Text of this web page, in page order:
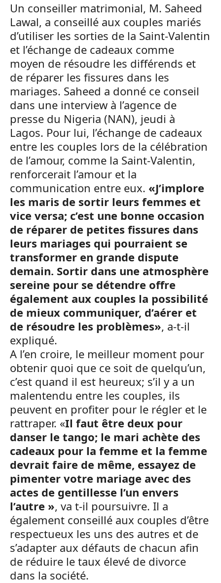
Un conseiller matrimonial, M. Saheed
Lawal, a conseillé aux couples mariés
d’utiliser les sorties de la Saint-Valentin
et l’échange de cadeaux comme
moyen de résoudre les différends et
de réparer les fissures dans les
mariages. Saheed a donné ce conseil
dans une interview à l’agence de
presse du Nigeria (NAN), jeudi à
Lagos. Pour lui, l’échange de cadeaux
entre les couples lors de la célébration
de l’amour, comme la Saint-Valentin,
renforcerait l’amour et la
communication entre eux. «J’implore
les maris de sortir leurs femmes et
vice versa; c’est une bonne occasion
de réparer de petites fissures dans
leurs mariages qui pourraient se
transformer en grande dispute
demain. Sortir dans une atmosphère
sereine pour se détendre offre
également aux couples la possibilité
de mieux communiquer, d’aérer et
de résoudre les problèmes», a-t-il
expliqué.
A l’en croire, le meilleur moment pour
obtenir quoi que ce soit de quelqu’un,
c’est quand il est heureux; s’il y a un
malentendu entre les couples, ils
peuvent en profiter pour le régler et le
rattraper. «Il faut être deux pour
danser le tango; le mari achète des
cadeaux pour la femme et la femme
devrait faire de même, essayez de
pimenter votre mariage avec des
actes de gentillesse l’un envers
l’autre », va t-il poursuivre. Il a
également conseillé aux couples d’être
respectueux les uns des autres et de
s’adapter aux défauts de chacun afin
de réduire le taux élevé de divorce
dans la société.